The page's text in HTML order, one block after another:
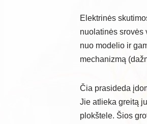
Elektrinės
nuolatinės srovės
nuo modelio ir
mechanizmą
Čia prasideda
Jie atlieka greitą
plokštele. Šios